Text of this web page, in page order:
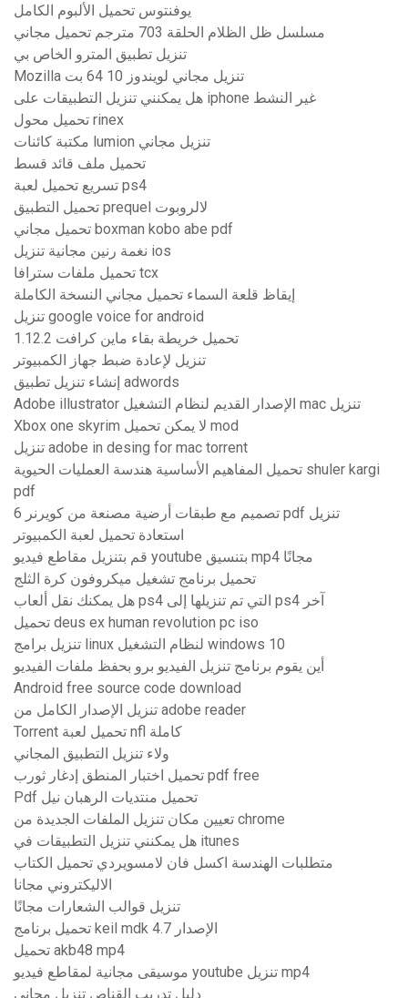
يوفنتوس تحميل الألبوم الكامل
مسلسل ظل الظلام الحلقة 703 مترجم تحميل مجاني
تنزيل تطبيق المترو الخاص بي
Mozilla تنزيل مجاني لويندوز 10 64 بت
هل يمكنني تنزيل التطبيقات على iphone غير النشط
تحميل محول rinex
مكتبة كائنات lumion تنزيل مجاني
تحميل ملف قائد قسط
تسريع تحميل لعبة ps4
تحميل التطبيق prequel لالروبوت
تحميل مجاني boxman kobo abe pdf
نغمة رنين مجانية تنزيل ios
تحميل ملفات سترافا tcx
إيقاظ قلعة السماء تحميل مجاني النسخة الكاملة
تنزيل google voice for android
تحميل خريطة بقاء ماين كرافت 1.12.2
تنزيل لإعادة ضبط جهاز الكمبيوتر
إنشاء تنزيل تطبيق adwords
Adobe illustrator الإصدار القديم لنظام التشغيل mac تنزيل
Xbox one skyrim لا يمكن تحميل mod
تنزيل adobe in desing for mac torrent
تحميل المفاهيم الأساسية هندسة العمليات الحيوية shuler kargi
pdf
تصميم مع طبقات أرضية مصنعة من كويرنر 6 pdf تنزيل
استعادة تحميل لعبة الكمبيوتر
قم بتنزيل مقاطع فيديو youtube بتنسيق mp4 مجانًا
تحميل برنامج تشغيل ميكروفون كرة الثلج
هل يمكنك نقل ألعاب ps4 التي تم تنزيلها إلى ps4 آخر
تحميل deus ex human revolution pc iso
تنزيل برامج linux لنظام التشغيل windows 10
أين يقوم برنامج تنزيل الفيديو برو بحفظ ملفات الفيديو
Android free source code download
تنزيل الإصدار الكامل من adobe reader
Torrent تحميل لعبة nfl كاملة
ولاء تنزيل التطبيق المجاني
تحميل اختبار المنطق إدغار ثورب pdf free
Pdf تحميل منتديات الرهبان نيل
تعيين مكان تنزيل الملفات الجديدة من chrome
هل يمكنني تنزيل التطبيقات في itunes
متطلبات الهندسة اكسل فان لامسويردي تحميل الكتاب
الاليكتروني مجانا
تنزيل قوالب الشعارات مجانًا
تحميل برنامج keil mdk الإصدار 4.7
تحميل akb48 mp4
موسيقى مجانية لمقاطع فيديو youtube تنزيل mp4
دليل تدريب القناص تنزيل مجاني